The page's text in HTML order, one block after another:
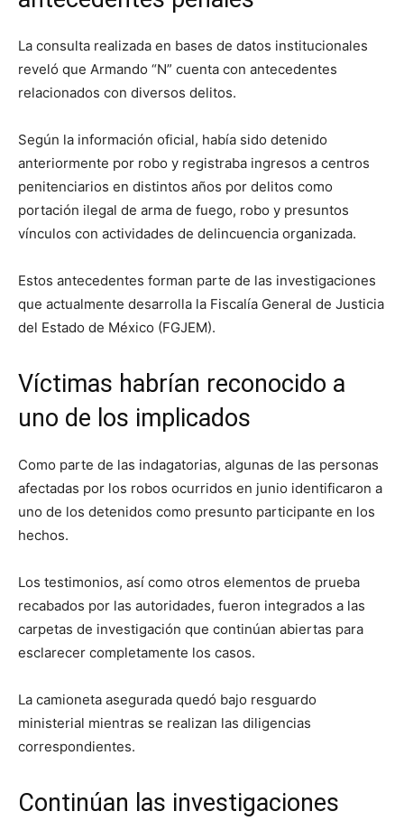
La consulta realizada en bases de datos institucionales
reveló que Armando “N” cuenta con antecedentes
relacionados con diversos delitos.
Según la información oficial, había sido detenido
anteriormente por robo y registraba ingresos a centros
penitenciarios en distintos años por delitos como
portación ilegal de arma de fuego, robo y presuntos
vínculos con actividades de delincuencia organizada.
Estos antecedentes forman parte de las investigaciones
que actualmente desarrolla la Fiscalía General de Justicia
del Estado de México (FGJEM).
Víctimas habrían reconocido a
uno de los implicados
Como parte de las indagatorias, algunas de las personas
afectadas por los robos ocurridos en junio identificaron a
uno de los detenidos como presunto participante en los
hechos.
Los testimonios, así como otros elementos de prueba
recabados por las autoridades, fueron integrados a las
carpetas de investigación que continúan abiertas para
esclarecer completamente los casos.
La camioneta asegurada quedó bajo resguardo
ministerial mientras se realizan las diligencias
correspondientes.
Continúan las investigaciones